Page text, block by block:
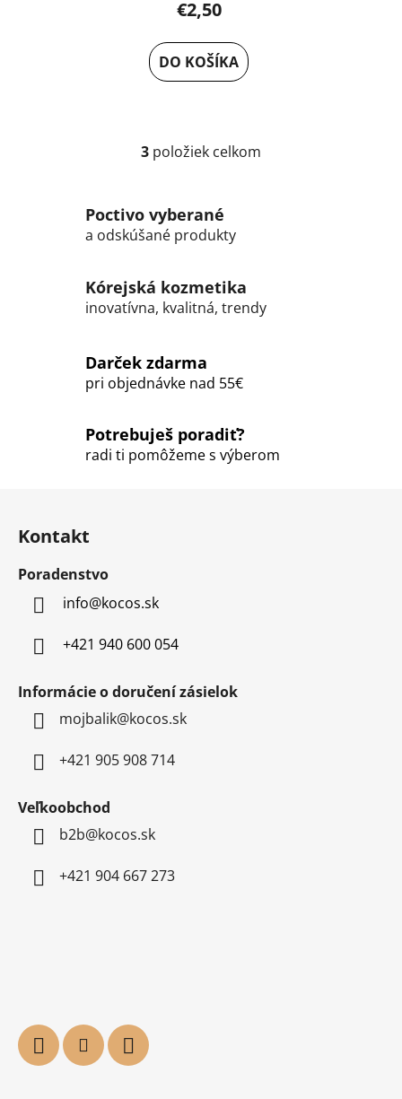
€2,50
DO KOŠÍKA
O
á
d
c
i
e
r
v
v
ý
3 položiek celkom
Poctivo vyberané
a odskúšané produkty
Kórejská kozmetika
inovatívna, kvalitná, trendy
Darček zdarma
pri objednávke nad 55€
Potrebuješ poradiť?
radi ti pomôžeme s výberom
Kontakt
Poradenstvo
info@kocos.sk
+421 940 600 054
Informácie o doručení zásielok
mojbalik@kocos.sk
+421 905 908 714
Veľkoobchod
b2b@kocos.sk
+421 904 667 273